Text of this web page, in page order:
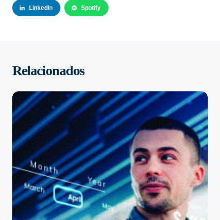
Linkedin Spotify
Relacionados